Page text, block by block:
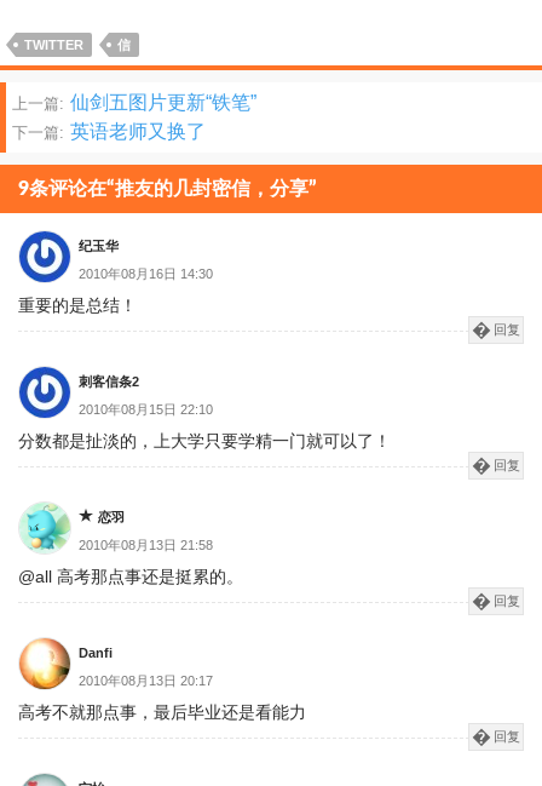
TWITTER 信
文
章
分
页
上一篇: 仙剑五图片更新“铁笔”
下一篇: 英语老师又换了
9条评论在“推友的几封密信，分享”
纪玉华
2010年08月16日 14:30
重要的是总结！
回复
刺客信条2
2010年08月15日 22:10
分数都是扯淡的，上大学只要学精一门就可以了！
回复
恋羽
2010年08月13日 21:58
@all 高考那点事还是挺累的。
回复
Danfi
2010年08月13日 20:17
高考不就那点事，最后毕业还是看能力
回复